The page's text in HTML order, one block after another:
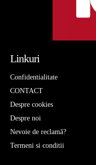
Linkuri
Confidentialitate
CONTACT
Despre cookies
Despre noi
Nevoie de reclamă?
Termeni si conditii